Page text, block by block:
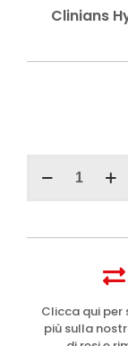
Clinians
Hydra
Clicca qui per
più sulla